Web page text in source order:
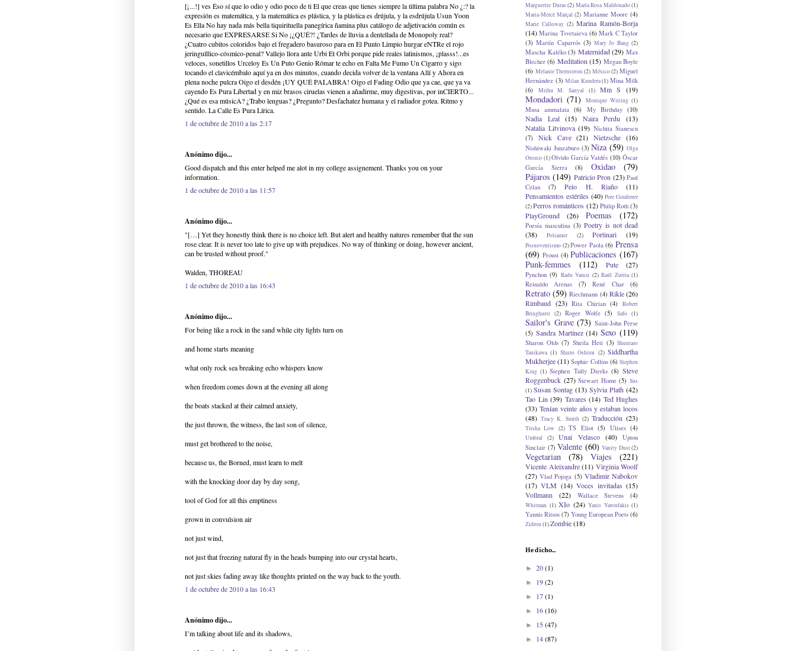
[¡...!] ves Éso sí que lo odio y odio poco de ti El que creas que tienes siempre la última palabra No ¿:? la
expresión es matemática, y la matemática es plástica, y la plástica es drújula, y la esdrújula Usun Yoon
Es Ella No hay nada más bella tiquirituella panegírica ñamina plus catálogo de adjetivación común es
necesario que EXPRESARSE Si No ¡¿QUÉ?! ¿Tardes de lluvia a dentellada de Monopoly real?
¿Cuatro cubitos coloridos bajo el fregadero basuroso para en El Punto Limpio hurgar eNTRe el rojo
jeringuíllico-cósmico-penal? Vallejo llora ante Urbi Et Orbi porque pide reales latinismos, ¡plasss!...es
veloces, sonetillos Urceloy Es Un Puto Genio Rómar te echo en Falta Me Fumo Un Cigarro y sigo
tocando el clavicémbalo aquí ya en dos minutos, cuando decida volver de la ventana Allí y Ahora en
plena noche pulcra Oigo el desdén ¡UY QUÉ PALABRA! Oigo el Fading Odio que ya cae, que ya va
cayendo Es Pura Libertad y en miz brasos ciruelas vienen a añadirme, muy digestivas, por inCIERTO...
¿Qué es esa músicA? ¿Trabo lenguas? ¿Pregunto? Desfachatez humana y el radiador gotea. Ritmo y
sentido. La Calle Es Pura Lírica.
1 de octubre de 2010 a las 2:17
Anónimo dijo...
Good dispatch and this enter helped me alot in my college assignement. Thanks you on your
information.
1 de octubre de 2010 a las 11:57
Anónimo dijo...
"[…] Yet they honestly think there is no choice left. But alert and healthy natures remember that the sun
rose clear. It is never too late to give up with prejudices. No way of thinking or doing, however ancient,
can be trusted without proof."
Walden, THOREAU
1 de octubre de 2010 a las 16:43
Anónimo dijo...
For being like a rock in the sand while city lights turn on
and home starts meaning
what only rock sea breaking echo whispers know
when freedom comes down at the evening all along
the boats stacked at their calmed anxiety,
the just thrown, the witness, the last son of silence,
must get brothered to the noise,
because us, the Borned, must learn to melt
with the knocking door day by day song,
tool of God for all this emptiness
grown in convulsion air
not just wind,
not just that freezing natural fly in the heads bumping into our crystal hearts,
not just skies fading away like thoughts printed on the way back to the youth.
1 de octubre de 2010 a las 16:43
Anónimo dijo...
I’m talking about life and its shadows,
Marguerite Duras(2) María Rosa Maldonado(1)
Maria-Mercè Marçal (2) Marianne Moore (4)
Marie Calloway (2) Marina Ramón-Borja
(14) Marina Tsvetaieva (6) Mark C Taylor
(3) Martín Caparrós (3) Mary Jo Bang (2)
Mascha Kaléko (3) Maternidad (29) Max
Blecher (6) Meditation (15) Megan Boyle
(6) Melanie Thernstrom (2) México (2) Miguel
Hernández (3) Milan Kundera(1) Mina Milk
(6)
Mithu M. Sanyal (1) Mm S (19)
Mondadori (71) Monique Witting (1)
Musa ammalata (6) My Birthday (10)
Nadia Leal (15) Naira Perdu
(13)
Natalia Litvinova (19) Nichita Stanescu
(7)
Nick Cave (21) Nietzsche (16)
Nishiwaki Junzaburo (3) Niza (59) Olga
Orozco (1)Olvido García Valdés (10) Óscar
García Sierra
(8) Oxidao
(79)
Pájaros (149) Patricio Pron (23) Paul
Celan
(7) Peio H. Riaño
(11)
Pensamientos estériles (40) Pere Gimferrer
(2)Perros románticos (12) Philip Roth (3)
PlayGround (26) Poemas (172)
Poesía masculina (3) Poetry is not dead
(38)
Poliamor (2) Portinari (19)
Posnoventismo (2) Power Paola (6) Prensa
(69) Proust (4) Publicaciones (167)
Punk-femmes
(112) Pute (27)
Pynchon (9) Radu Vancu (2) Raúl Zurita (1)
Reinaldo Arenas (7) René Char (6)
Retrato (59) Riechmann (4) Rikle (26)
Rimbaud (23) Rita Chirian (4)
Robert
Bringhurst (2) Roger Wolfe (5) Safo (1)
Sailor's Grave (73) Saint-John Perse
(5) Sandra Martínez (14) Sexo (119)
Sharon Olds (7) Sheila Heti (3) Shuntaro
Tanikawa (1) Shuzo Oshimi (2) Siddhartha
Mukherjee (11) Sophie Collins (6) Stephen
King (1) Stephen Tully Dierks (8) Steve
Roggenbuck (27) Stewart Home (5) Sus
(1) Susan Sontag (13) Sylvia Plath (42)
Tao Lin (39) Tavares (14) Ted Hughes
(33) Tenían veinte años y estaban locos
(48) Tracy K. Smith (2) Traducción (23)
Trisha Low (2) TS Eliot (5) Ulises (4)
Umbral (2) Unai Velasco (40)
Upton
Sinclair (7) Valente (60) Vanity Dust(2)
Vegetarian (78) Viajes (221)
Vicente Aleixandre (11) Virginia Woolf
(27) Vlad Pojoga (5) Vladimir Nabokov
(17) VLM (14) Voces invitadas (15)
Vollmann
(22) Wallace Stevens (4)
Whitman (1) XIo (24) Yanis Varoufakis (1)
Yannis Ritsos (7) Young European Poets (6)
Zidrou(1)Zombie(18)
He dicho...
► 20(1)
► 19(2)
► 17(1)
► 16(16)
► 15(47)
► 14(87)